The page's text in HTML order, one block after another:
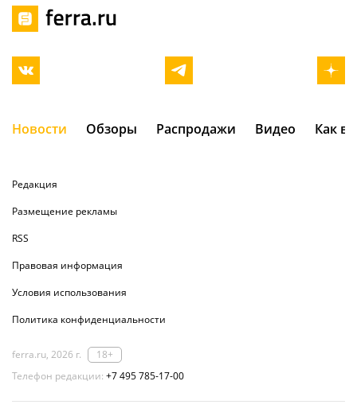
Новости Обзоры Распродажи Видео Как
Редакция
Размещение рекламы
RSS
Правовая информация
Условия использования
Политика конфиденциальности
ferra.ru, 2026 г.
18+
Телефон редакции: +7 495 785-17-00